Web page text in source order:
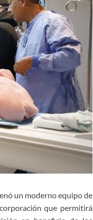
un moderno equipo de
que permitirá